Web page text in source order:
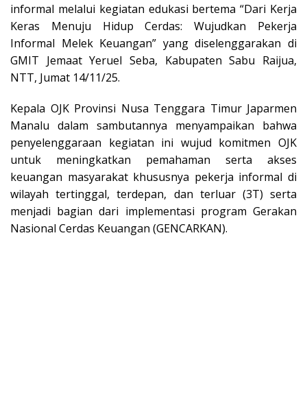
informal melalui kegiatan edukasi bertema “Dari Kerja
Keras Menuju Hidup Cerdas: Wujudkan Pekerja
Informal Melek Keuangan” yang diselenggarakan di
GMIT Jemaat Yeruel Seba, Kabupaten Sabu Raijua,
NTT, Jumat 14/11/25.
Kepala OJK Provinsi Nusa Tenggara Timur Japarmen
Manalu dalam sambutannya menyampaikan bahwa
penyelenggaraan kegiatan ini wujud komitmen OJK
untuk meningkatkan pemahaman serta akses
keuangan masyarakat khususnya pekerja informal di
wilayah tertinggal, terdepan, dan terluar (3T) serta
menjadi bagian dari implementasi program Gerakan
Nasional Cerdas Keuangan (GENCARKAN).